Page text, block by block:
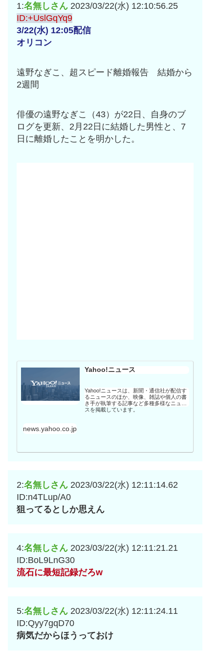
1:名無しさん 2023/03/22(水) 12:10:56.25
ID:+UslGqYq9
3/22(水) 12:05配信
オリコン
遠野なぎこ、超スピード離婚報告 結婚から
2週間
俳優の遠野なぎこ（43）が22日、自身のブ
ログを更新、2月22日に結婚した男性と、7
日に離婚したことを明かした。
Yahoo!ニュース
Yahoo!ニュースは、新聞・通信社が配信す
るニュースのほか、映像、雑誌や個人の書
き手が執筆する記事など多種多様なニュー
スを掲載しています。
news.yahoo.co.jp
2:名無しさん 2023/03/22(水) 12:11:14.62
ID:n4TLup/A0
狙ってるとしか思えん
4:名無しさん 2023/03/22(水) 12:11:21.21
ID:BoL9LnG30
流石に最短記録だろw
5:名無しさん 2023/03/22(水) 12:11:24.11
ID:Qyy7gqD70
病気だからほうっておけ